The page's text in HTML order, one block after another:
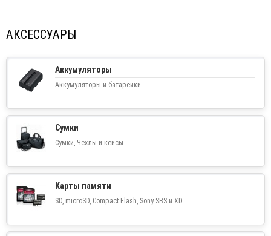
АКСЕССУАРЫ
Аккумуляторы
Аккумуляторы и батарейки
Сумки
Сумки, Чехлы и кейсы
Карты памяти
SD, microSD, Compact Flash, Sony SBS и XD.